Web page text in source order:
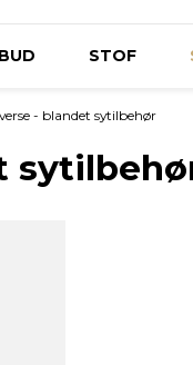
STOF
- blandet sytilbehør